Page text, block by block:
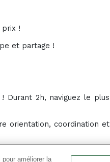
prix !
et partage !
Durant 2h, naviguez le plus
orientation, coordination et
améliorer la